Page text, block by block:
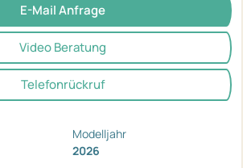
E-Mail Anfrage
Video Beratung
Telefonrückruf
Modelljahr
2026